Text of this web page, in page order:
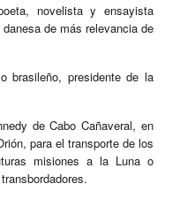
novelista y ensayista
de más relevancia de
brasileño, presidente de la
de Cabo Cañaveral, en
para el transporte de los
misiones a la Luna o